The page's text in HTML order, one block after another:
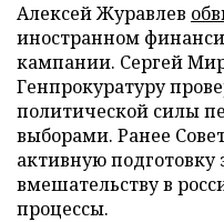
Алексей Журавлев
иностранном
кампании. Сергей
Генпрокуратуру
политической силы
выборами. Ранее
активную подготовку
вмешательству в
процессы.